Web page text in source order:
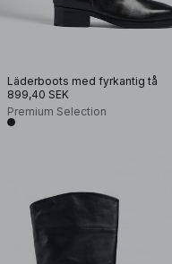
Läderboots med fyrkantig tå
899,40 SEK
Premium Selection